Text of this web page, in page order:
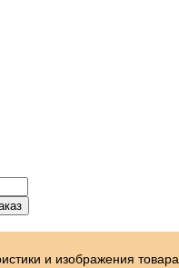
и изображения товара